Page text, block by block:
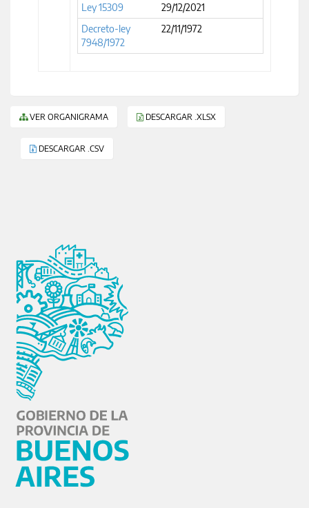
Ley 15309
29/12/2021
Decreto-ley
7948/1972
22/11/1972
VER ORGANIGRAMA DESCARGAR .XLSX
DESCARGAR .CSV